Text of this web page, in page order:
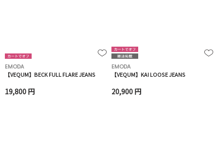
EMODA
【VEQUM】BECK FULL FLARE JEANS
19,800 円
EMODA
【VEQUM】KAI LOOSE JEANS
20,900 円